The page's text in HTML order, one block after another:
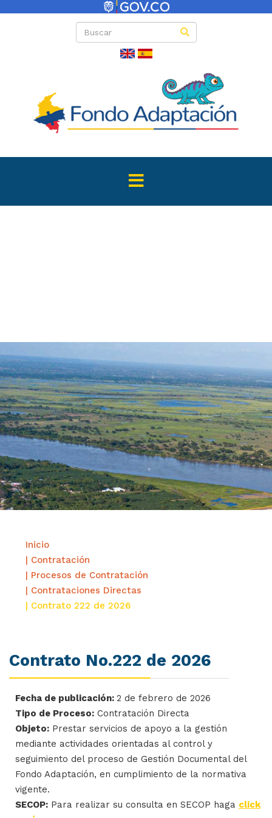
Directas
Inicio
| Contratación
| Procesos de Contratación
| Contrataciones Directas
| Contrato 222 de 2026
Contrato No.222 de 2026
Fecha de publicación: 2 de febrero de 2026
Tipo de Proceso: Contratación Directa
Objeto: Prestar servicios de apoyo a la gestión
mediante actividades orientadas al control y
seguimiento del proceso de Gestión Documental del
Fondo Adaptación, en cumplimiento de la normativa
vigente.
SECOP: Para realizar su consulta en SECOP haga click